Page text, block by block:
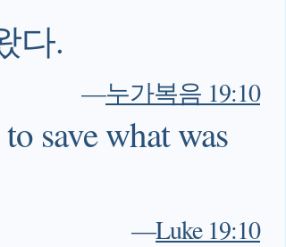
다.
—누가복음 19:10
save what was
—Luke 19:10